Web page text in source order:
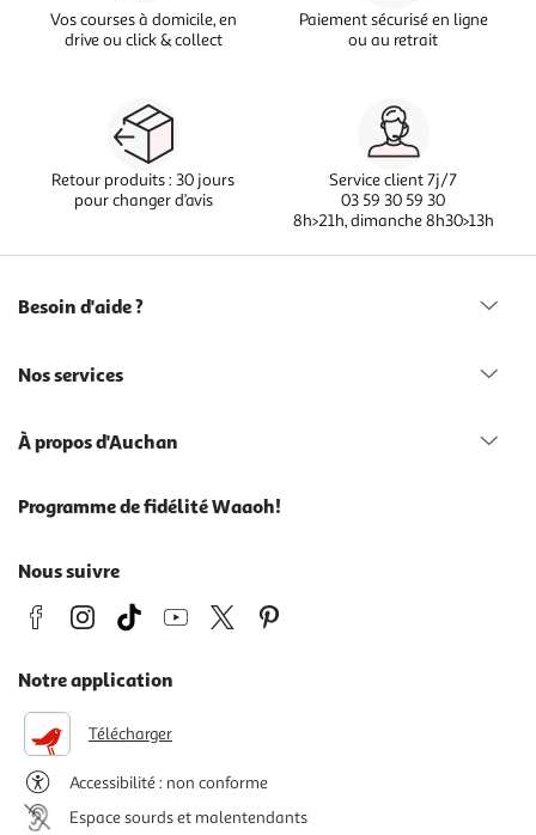
Vos courses à domicile, en
drive ou click & collect
Paiement sécurisé en ligne
ou au retrait
Retour produits : 30 jours
pour changer d’avis
Service client 7j/7
03 59 30 59 30
8h>21h, dimanche 8h30>13h
Besoin d'aide ?
Nos services
À propos d'Auchan
Programme de fidélité Waaoh!
Nous suivre
Notre application
Télécharger
Accessibilité : non conforme
Espace sourds et malentendants